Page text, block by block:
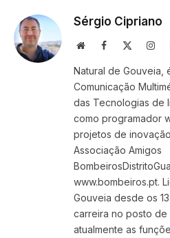
Sérgio Cipriano
WebsiteFacebook
Natural de Gouveia,
Comunicação
das Tecnologias de
como programador
projetos de
Associação Amigos
www.bombeiros.pt.
Gouveia desde os
carreira no posto de
atualmente as